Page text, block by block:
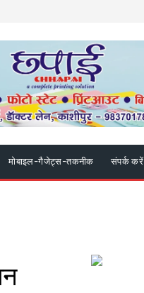
मोबाइल-गैजेट्स-तकनीक संपर्क करें